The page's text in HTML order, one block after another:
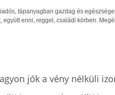
tápanyagban gazdag és
együtt enni, reggel, családi körben.
jók a vény nélküli